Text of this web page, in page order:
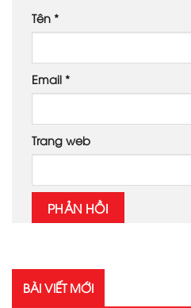
Tên *
Email *
Trang web
BÀI VIẾT MỚI